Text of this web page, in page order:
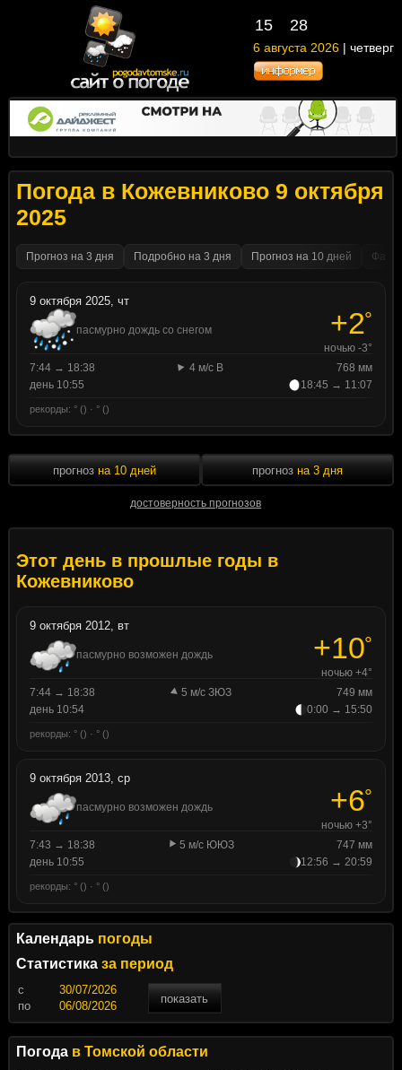
15 28
6 августа 2026 | четверг
Погода в Кожевниково 9 октября
2025
Прогноз на 3 дня Подробно на 3 дня Прогноз на 10 дней
9 октября 2025, чт
пасмурно дождь со снегом +2°
ночью -3°
7:44 → 18:38
4 м/с В
768 мм
день 10:55
18:45 → 11:07
рекорды: ° () · ° ()
прогноз на 10 дней
достоверность прогнозов
прогноз на 3 дня
Этот день в прошлые годы в
Кожевниково
9 октября 2012, вт
пасмурно возможен дождь +10°
ночью +4°
7:44 → 18:38
5 м/с ЗЮЗ
749 мм
день 10:54
0:00 → 15:50
рекорды: ° () · ° ()
9 октября 2013, ср
пасмурно возможен дождь +6°
ночью +3°
7:43 → 18:38
5 м/с ЮЮЗ
747 мм
день 10:55
12:56 → 20:59
рекорды: ° () · ° ()
Календарь погоды
Статистика за период
c
показать
по
Погода в Томской области